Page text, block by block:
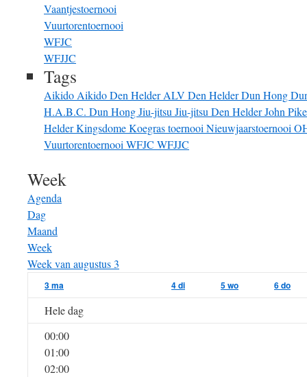
Vaantjestoernooi
Vuurtorentoernooi
WFJC
WFJJC
Tags
Aikido Aikido Den HelderALV Den HelderDun Hong
H.A.B.C. Dun HongJiu-jitsu Jiu-jitsu Den HelderJohn
HelderKingsdomeKoegras toernooi Nieuwjaarstoernooi
Vuurtorentoernooi WFJC WFJJC
Week
Agenda
Dag
Maand
Week
Week van augustus 3
3ma 4di 5wo 6do
Hele dag
00:00
01:00
02:00